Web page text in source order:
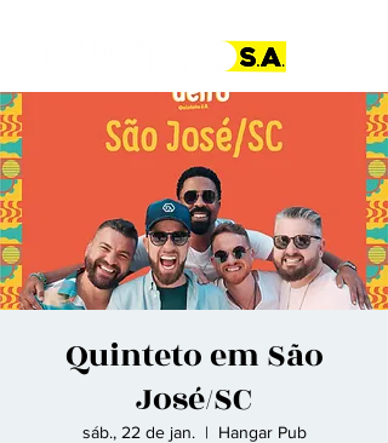
Quinteto em São
José/SC
sáb., 22 de jan.
  |
Hangar Pub